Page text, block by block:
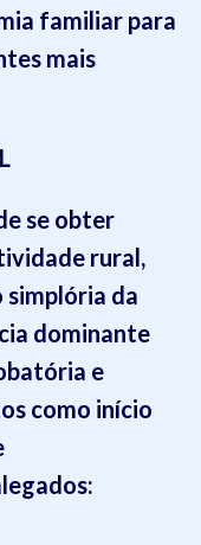
familiar para
mais
se obter
rural,
da
dominante
e
como início